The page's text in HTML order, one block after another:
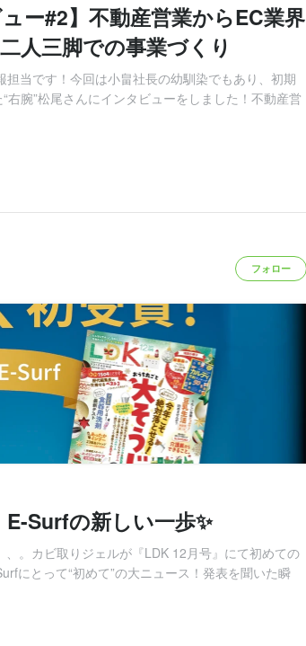
ー#2】不動産営業からEC業界
人三脚での事業づくり
当です！今回は小畠社長の幼馴染でもあり、初期
右腕”松尾さんにインタビューをしました！不動産営
フォロー
Surfの新しい一歩✨
。カビ取りジェルが『LDK 12月号』にて初めての
にとって“初めて”の大ニュース！発表を聞いた瞬